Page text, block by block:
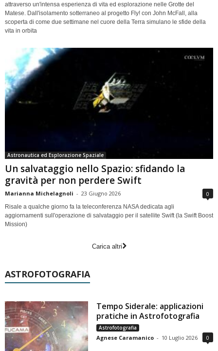
attraverso un'intensa esperienza di vita ed esplorazione nelle Grotte del
Matese. Dall'isolamento sotterraneo al progetto Fly! con John McFall, alla
scoperta di come due settimane nel cuore della Terra simulano le sfide della
vita in orbita
Astronautica ed Esplorazione Spaziale
Un salvataggio nello Spazio: sfidando la
gravità per non perdere Swift
Marianna Michelagnoli - 23 Giugno 2026 0
Risale a qualche giorno fa la teleconferenza NASA dedicata agli
aggiornamenti sull'operazione di salvataggio per il satellite Swift (la Swift Boost
Mission)
Carica altri
ASTROFOTOGRAFIA
Tempo Siderale: applicazioni
pratiche in Astrofotografia
Astrofotografia
Agnese Caramanico - 10 Luglio 2026 0